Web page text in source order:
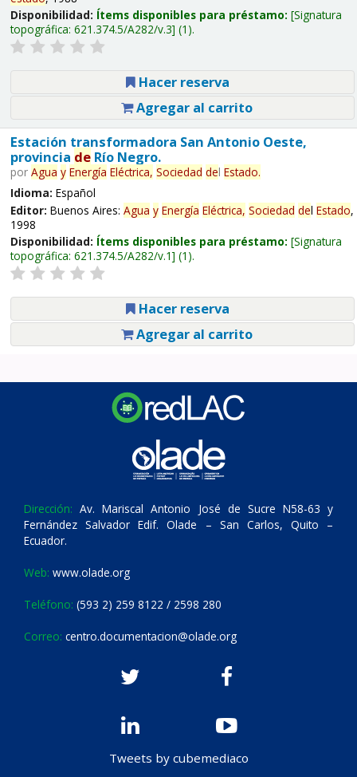
Disponibilidad: Ítems disponibles para préstamo: Signatura
topográfica: 621.374.5/A282/v.3 (1).
Hacer reserva
Agregar al carrito
Estación transformadora San Antonio Oeste,
provincia deRío Negro.
por Agua y Energía Eléctrica, Sociedad del Estado.
Idioma: Español
Editor: Buenos Aires: Agua y Energía Eléctrica, Sociedad del Estado,
1998
Disponibilidad: Ítems disponibles para préstamo: Signatura
topográfica: 621.374.5/A282/v.1 (1).
Hacer reserva
Agregar al carrito
Dirección: Av. Mariscal Antonio José de Sucre N58-63 y
Fernández Salvador Edif. Olade – San Carlos, Quito –
Ecuador.
Web: www.olade.org
Teléfono: (593 2) 259 8122 / 2598 280
Correo: centro.documentacion@olade.org
Tweets by cubemediaco